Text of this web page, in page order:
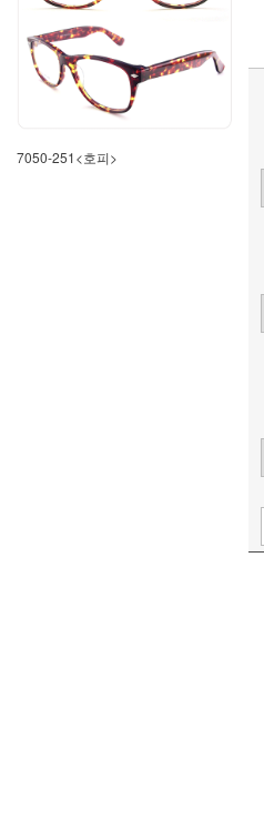
7050-251<호피>